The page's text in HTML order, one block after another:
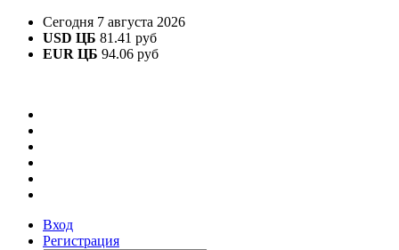
Сегодня 7 августа 2026
USD ЦБ 81.41 руб
EUR ЦБ 94.06 руб
Вход
Регистрация